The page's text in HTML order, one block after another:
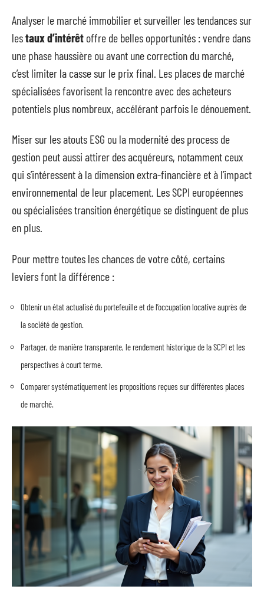
Analyser le marché immobilier et surveiller les tendances sur
lestaux d’intérêt offre de belles opportunités : vendre dans
une phase haussière ou avant une correction du marché,
c’est limiter la casse sur le prix final. Les places de marché
spécialisées favorisent la rencontre avec des acheteurs
potentiels plus nombreux, accélérant parfois le dénouement.
Miser sur les atouts ESG ou la modernité des process de
gestion peut aussi attirer des acquéreurs, notamment ceux
qui s’intéressent à la dimension extra-financière et à l’impact
environnemental de leur placement. Les SCPI européennes
ou spécialisées transition énergétique se distinguent de plus
en plus.
Pour mettre toutes les chances de votre côté, certains
leviers font la différence :
Obtenir un état actualisé du portefeuille et de l’occupation locative auprès de
la société de gestion.
Partager, de manière transparente, le rendement historique de la SCPI et les
perspectives à court terme.
Comparer systématiquement les propositions reçues sur différentes places
de marché.